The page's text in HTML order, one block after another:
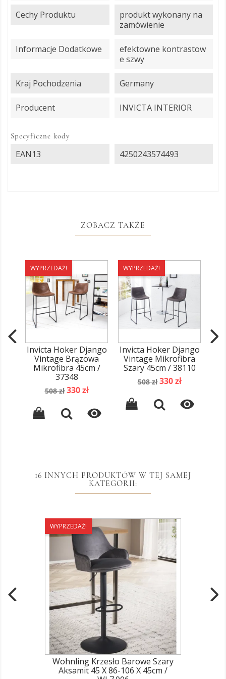
Cechy Produktu
produkt wykonany na
zamówienie
Informacje Dodatkowe
efektowne kontrastow
e szwy
Kraj Pochodzenia Germany
Producent INVICTA INTERIOR
Specyficzne kody
EAN13 4250243574493
ZOBACZ TAKŻE
WYPRZEDAŻ!
Invicta Hoker Django
Vintage Brązowa
Mikrofibra 45cm /
37348
Cena
508 zł Cena
330 zł

WYPRZEDAŻ!
Invicta Hoker Django
Vintage Mikrofibra
Szary 45cm / 38110
Cena
508 zł Cena
330 zł

16 INNYCH PRODUKTÓW W TEJ SAMEJ
KATEGORII:
WYPRZEDAŻ!
Wohnling Krzesło Barowe Szary
Aksamit 45 X 86-106 X 45cm /